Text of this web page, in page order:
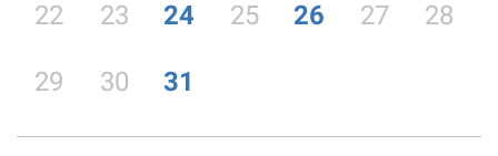
22 23 24 25 26 27 28
29 30 31